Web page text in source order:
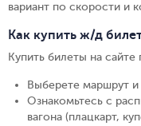
вариант по скорости и
Как купить ж/д
Купить билеты на
Выберете маршрут
Ознакомьтесь с
вагона (плацкарт,